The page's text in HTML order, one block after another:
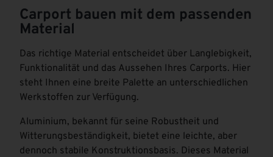
Carport bauen mit dem passenden
Material
Das richtige Material entscheidet über Langlebigkeit,
Funktionalität und das Aussehen Ihres Carports. Hier
steht Ihnen eine breite Palette an unterschiedlichen
Werkstoffen zur Verfügung.
Aluminium, bekannt für seine Robustheit und
Witterungsbeständigkeit, bietet eine leichte, aber
dennoch stabile Konstruktionsbasis. Dieses Material